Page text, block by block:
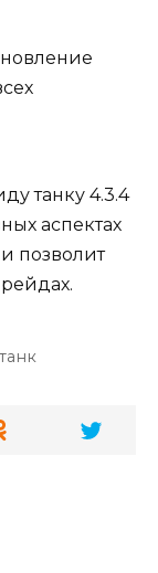
танку 4.3.4
аспектах
позволит